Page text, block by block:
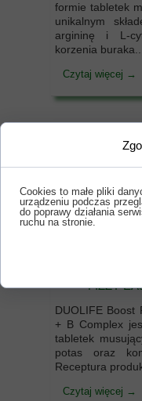
formie tabletek
unikalnym
argininę i L-
korzenia buraka...
Czytaj więcej →
FIZZY
DUOLIFE Boost
+ B Complex
tabletek
potas oraz
Receptura
Czytaj więcej →
Cookies to małe pliki
urządzeniu podczas
do poprawy działania
ruchu na stronie.